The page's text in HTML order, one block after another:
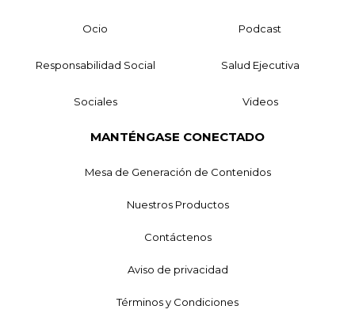
Ocio Podcast
Responsabilidad Social Salud Ejecutiva
Sociales Videos
MANTÉNGASE CONECTADO
Mesa de Generación de Contenidos
Nuestros Productos
Contáctenos
Aviso de privacidad
Términos y Condiciones